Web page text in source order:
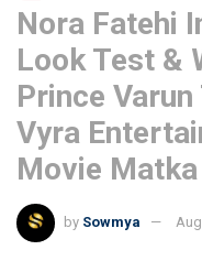
Nora Fatehi
Look Test &
Prince
Vyra
Movie Matka
by Sowmya